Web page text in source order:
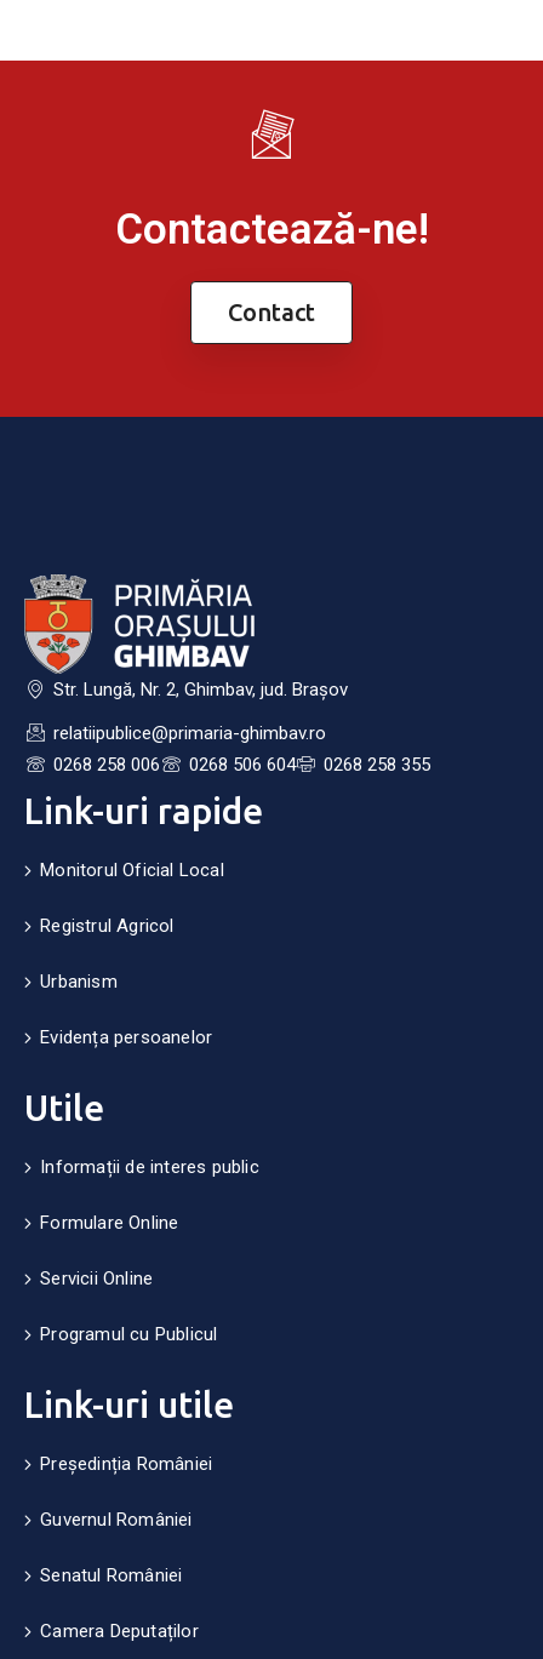
Contactează-ne!
Contact
Str. Lungă, Nr. 2, Ghimbav, jud. Brașov
relatiipublice@primaria-ghimbav.ro
0268 258 006
0268 506 604 0268 258 355
Link-uri rapide
Monitorul Oficial Local
Registrul Agricol
Urbanism
Evidența persoanelor
Utile
Informații de interes public
Formulare Online
Servicii Online
Programul cu Publicul
Link-uri utile
Președinția României
Guvernul României
Senatul României
Camera Deputaților